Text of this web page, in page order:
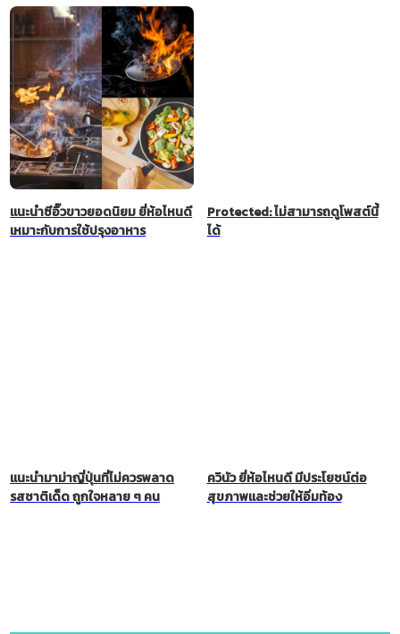
แนะนำซีอิ๊วขาวยอดนิยม ยี่ห้อไหนดี
เหมาะกับการใช้ปรุงอาหาร
Protected: ไม่สามารถดูโพสต์นี้
ได้
แนะนำมาม่าญี่ปุ่นที่ไม่ควรพลาด
รสชาติเด็ด ถูกใจหลาย ๆ คน
ควินัว ยี่ห้อไหนดี มีประโยชน์ต่อ
สุขภาพและช่วยให้อิ่มท้อง